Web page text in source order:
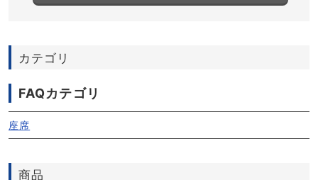
カテゴリ
FAQカテゴリ
座席
商品